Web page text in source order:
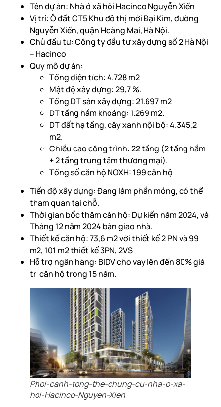
Tên dự án: Nhà ở xã hội Hacinco Nguyễn Xiển
Vị trí: Ô đất CT5 Khu đô thị mới Đại Kim, đường
Nguyễn Xiển, quận Hoàng Mai, Hà Nội.
Chủ đầu tư: Công ty đầu tư xây dựng số 2 Hà Nội
– Hacinco
Quy mô dự án:
Tổng diện tích: 4.728 m2
Mật độ xây dựng: 29,7 %.
Tổng DT sàn xây dựng: 21.697 m2
DT tầng hầm khoảng: 1.269 m2.
DT đất hạ tầng, cây xanh nội bộ: 4.345,2
m2.
Chiều cao công trình: 22 tầng (2 tầng hầm
+ 2 tầng trung tâm thương mại).
Tổng số căn hộ NOXH: 199 căn hộ
Tiến độ xây dựng: Đang làm phần móng, có thể
tham quan tại chỗ.
Thời gian bốc thăm căn hộ: Dự kiến năm 2024, và
Tháng 12 năm 2024 bàn giao nhà.
Thiết kế căn hộ: 73,6 m2 với thiết kế 2 PN và 99
m2, 101 m2 thiết kế 3PN, 2VS
Hỗ trợ ngân hàng: BIDV cho vay lên đến 80% giá
trị căn hộ trong 15 năm.
Phoi-canh-tong-the-chung-cu-nha-o-xa-
hoi-Hacinco-Nguyen-Xien